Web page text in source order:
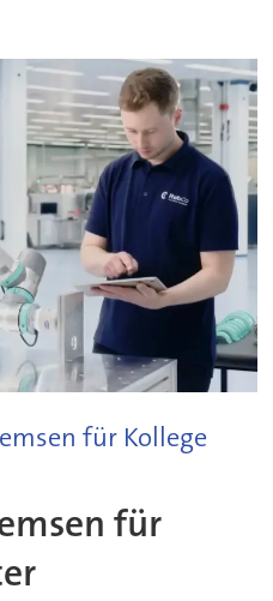
für Kollege
für